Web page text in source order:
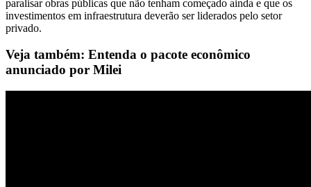
paralisar obras públicas que não tenham começado ainda e que os
investimentos em infraestrutura deverão ser liderados pelo setor
privado.
Veja também: Entenda o pacote econômico
anunciado por Milei